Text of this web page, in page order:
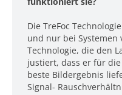
Die TreFoc
und nur bei Systemen
Technologie, die den
justiert, dass er für
beste Bildergebnis
Signal-